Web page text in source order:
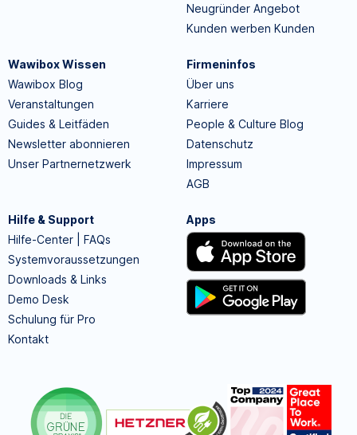
Neugründer Angebot
Kunden werben Kunden
Wawibox Wissen
Wawibox Blog
Veranstaltungen
Guides & Leitfäden
Newsletter abonnieren
Unser Partnernetzwerk
Firmeninfos
Über uns
Karriere
People & Culture Blog
Datenschutz
Impressum
AGB
Hilfe & Support
Hilfe-Center | FAQs
Systemvoraussetzungen
Downloads & Links
Demo Desk
Schulung für Pro
Kontakt
Apps